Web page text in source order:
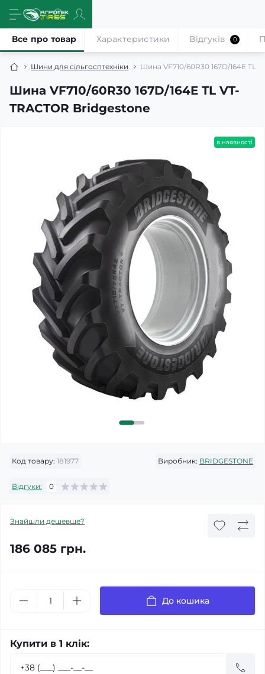
Шини для сільгосптехніки Шина VF710/60R30 167D/164E TL
Шина VF710/60R30 167D/164E TL VT-
TRACTOR Bridgestone
Все про товар Характеристики Відгуків 0
в наявності
Код товару: 181977 Виробник: BRIDGESTONE
Відгуки: 0
Знайшли дешевше?
186 085 грн.
До кошика
Купити в 1 клік: